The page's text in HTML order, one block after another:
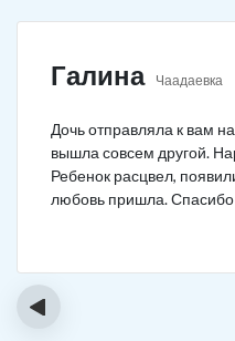
Галина Чаадаевка
Дочь отправляла к вам
вышла совсем другой.
Ребенок расцвел,
любовь пришла.
‹